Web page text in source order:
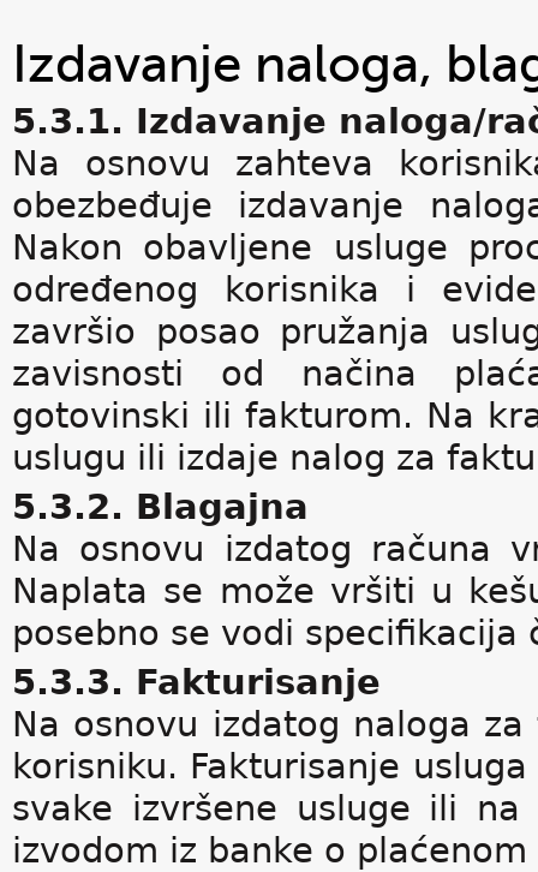
Izdavanje naloga,
5.3.1. Izdavanje naloga/
Na osnovu zahteva
obezbeđuje izdavanje
Nakon obavljene usluge
određenog korisnika i
završio posao pružanja
zavisnosti od načina
gotovinski ili fakturom. Na
uslugu ili izdaje nalog za
5.3.2. Blagajna
Na osnovu izdatog računa
Naplata se može vršiti u
posebno se vodi specifikacija
5.3.3. Fakturisanje
Na osnovu izdatog naloga
korisniku. Fakturisanje
svake izvršene usluge ili
izvodom iz banke o plaćenom